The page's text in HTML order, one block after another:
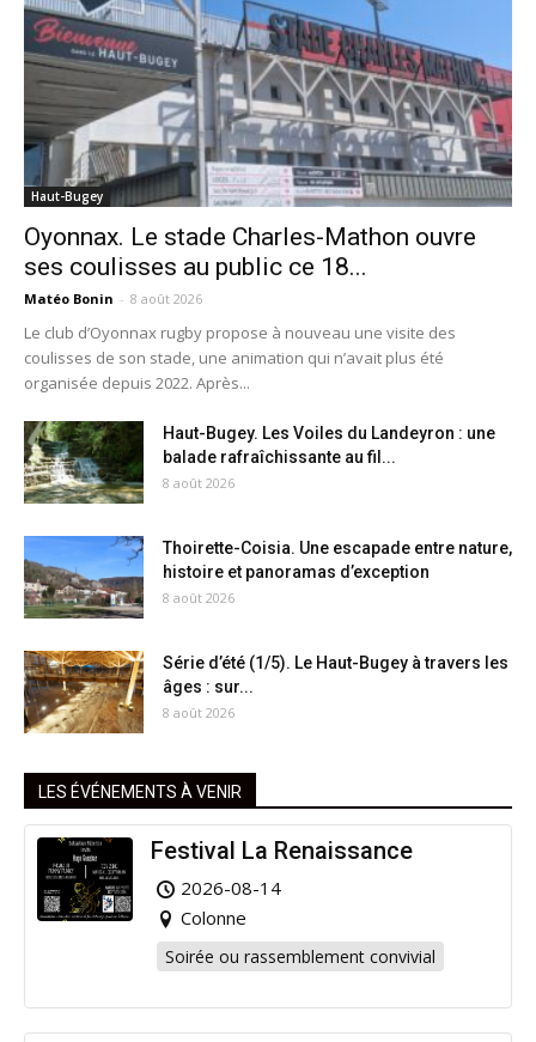
Haut-Bugey
Oyonnax. Le stade Charles-Mathon ouvre
ses coulisses au public ce 18...
Matéo Bonin - 8 août 2026
Le club d’Oyonnax rugby propose à nouveau une visite des
coulisses de son stade, une animation qui n’avait plus été
organisée depuis 2022. Après...
Haut-Bugey. Les Voiles du Landeyron : une
balade rafraîchissante au fil...
8 août 2026
Thoirette-Coisia. Une escapade entre nature,
histoire et panoramas d’exception
8 août 2026
Série d’été (1/5). Le Haut-Bugey à travers les
âges : sur...
8 août 2026
LES ÉVÉNEMENTS À VENIR
Festival La Renaissance
2026-08-14
Colonne
Soirée ou rassemblement convivial